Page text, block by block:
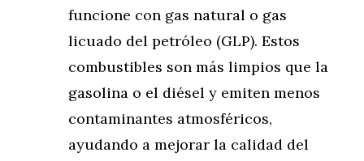
funcione con gas natural o gas
licuado del petróleo (GLP). Estos
combustibles son más limpios que la
gasolina o el diésel y emiten menos
contaminantes atmosféricos,
ayudando a mejorar la calidad del